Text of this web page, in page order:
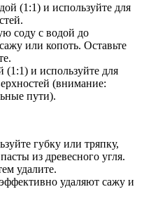
(1:1) и используйте для
соду с водой до
или копоть. Оставьте
и используйте для
(внимание:
пути).
губку или тряпку,
из древесного угля.
удалите.
удаляют сажу и